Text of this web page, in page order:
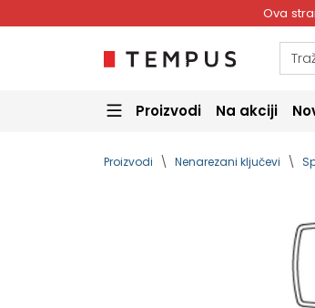
Ova
Proizvodi Na akciji
Proizvodi Nenarezani ključevi